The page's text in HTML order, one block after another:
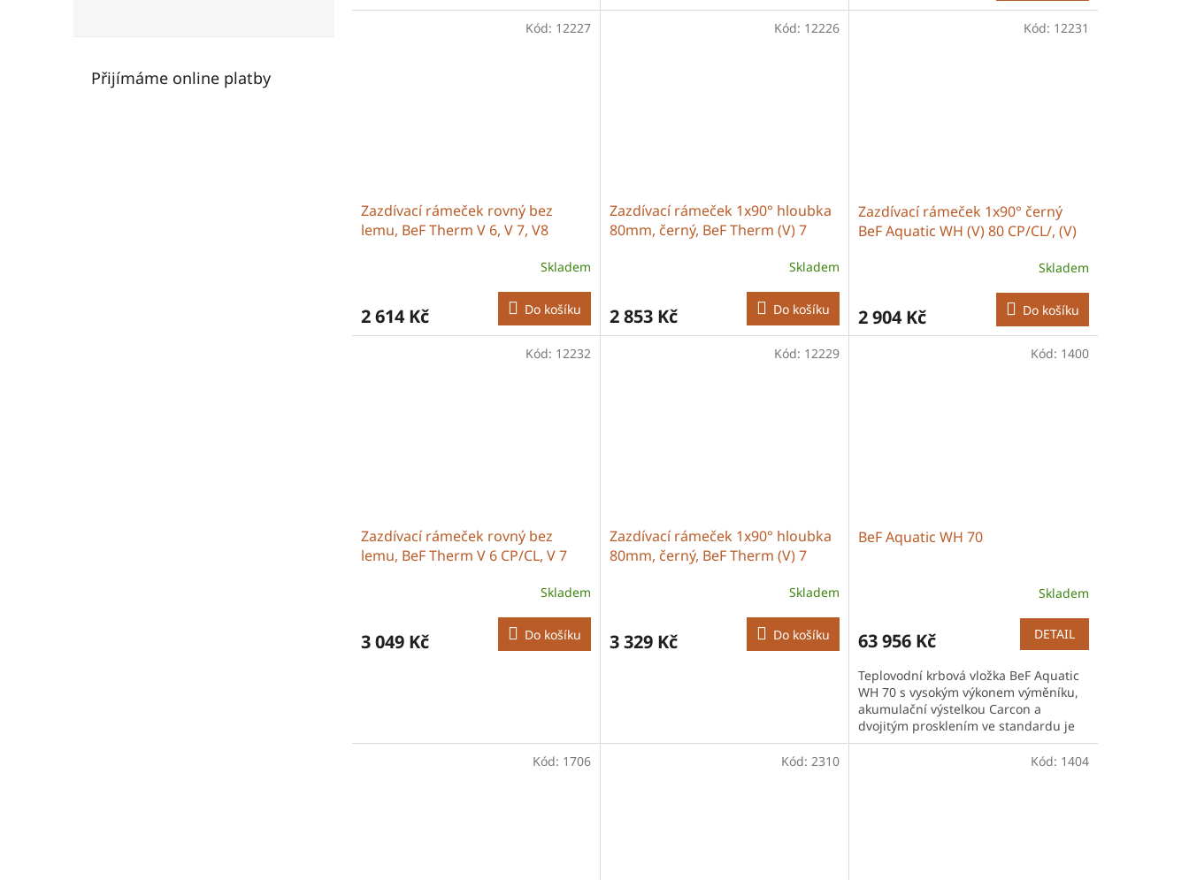
Přijímáme online platby
Zazdívací rámeček rovný bez
lemu, BeF Therm V 6, V 7, V8
Skladem
2 614 Kč Do košíku
Kód: 12227
Zazdívací rámeček 1x90° hloubka
80mm, černý, BeF Therm (V) 7
Skladem
2 853 Kč Do košíku
Kód: 12226
Zazdívací rámeček 1x90° černý
BeF Aquatic WH (V) 80 CP/CL/, (V)
Skladem
2 904 Kč Do košíku
Kód: 12231
Zazdívací rámeček rovný bez
lemu, BeF Therm V 6 CP/CL, V 7
Skladem
3 049 Kč Do košíku
Kód: 12232
Zazdívací rámeček 1x90° hloubka
80mm, černý, BeF Therm (V) 7
Skladem
3 329 Kč Do košíku
Kód: 12229
BeF Aquatic WH 70
Skladem
63 956 Kč DETAIL
Teplovodní krbová vložka BeF Aquatic
WH 70 s vysokým výkonem výměníku,
akumulační výstelkou Carcon a
dvojitým prosklením ve standardu je
určena pro efektivní vytápění celého
Kód: 1400
Kód: 1706 Kód: 2310 Kód: 1404